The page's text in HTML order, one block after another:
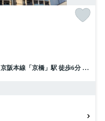
京阪本線「京橋」駅 徒歩6分 地下